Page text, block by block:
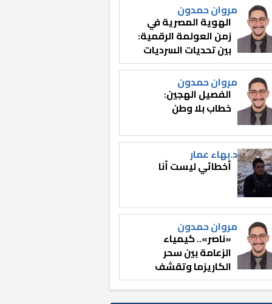
مروان حمدون
الهوية المصرية في
زمن العولمة الرقمية:
بين تحديات السرديات
وصناعة الوعي
مروان حمدون
الفصيل الهجين:
خطاب بلا وطن
د.بهاء عمار
أخطائي ليست أنا
مروان حمدون
«ناصر».. كيمياء
الزعامة بين سحر
الكاريزما وتقشف
الثائر